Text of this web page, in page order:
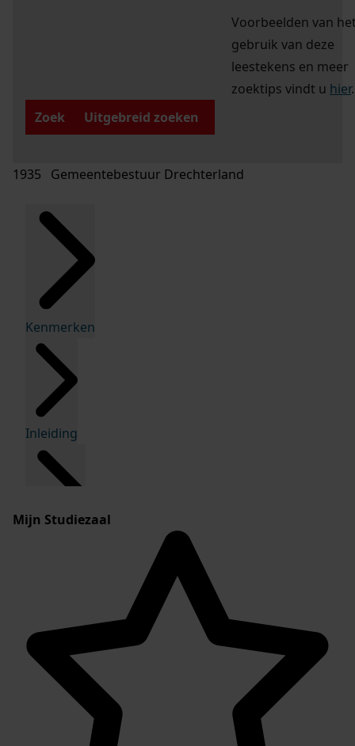
Voorbeelden van
gebruik van deze
leestekens en meer
zoektips vindt u hier.
Zoek
Uitgebreid zoeken
1935 Gemeentebestuur Drechterland
Kenmerken
Inleiding
Mijn Studiezaal